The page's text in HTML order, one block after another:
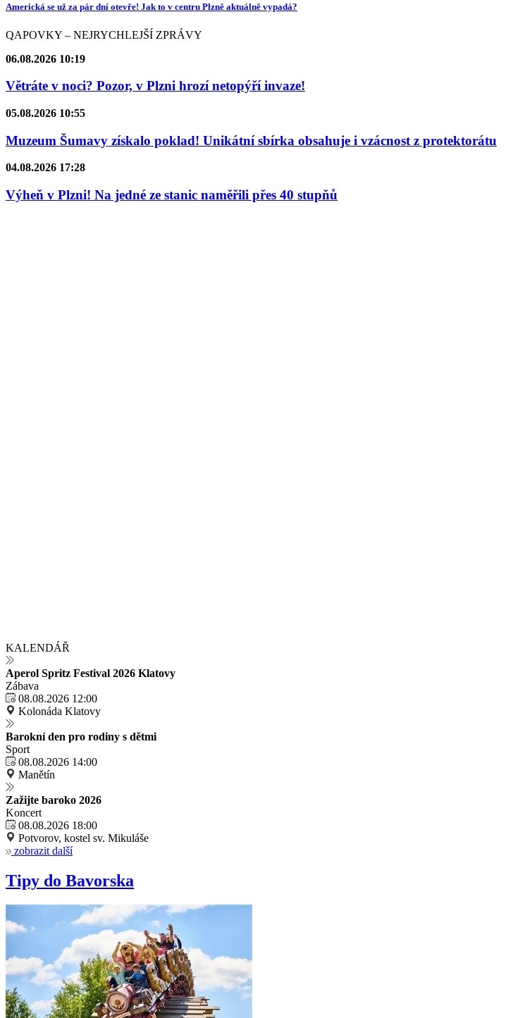
Americká se už za pár dní otevře! Jak to v centru Plzně aktuálně vypadá?
QAPOVKY – NEJRYCHLEJŠÍ ZPRÁVY
06.08.2026 10:19
Větráte v noci? Pozor, v Plzni hrozí netopýří invaze!
05.08.2026 10:55
Muzeum Šumavy získalo poklad! Unikátní sbírka obsahuje i vzácnost z protektorátu
04.08.2026 17:28
Výheň v Plzni! Na jedné ze stanic naměřili přes 40 stupňů
KALENDÁŘ
Aperol Spritz Festival 2026 Klatovy
Zábava
08.08.2026 12:00
Kolonáda Klatovy
Barokní den pro rodiny s dětmi
Sport
08.08.2026 14:00
Manětín
Zažijte baroko 2026
Koncert
08.08.2026 18:00
Potvorov, kostel sv. Mikuláše
zobrazit další
Tipy do Bavorska